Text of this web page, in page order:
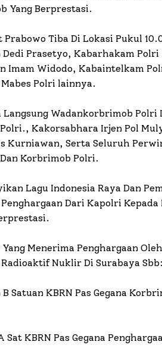
Yang Berprestasi.
Tiba Di Lokasi Pukul
Prasetyo, Kabarhakam Polri
Imam Widodo, Kabaintelkam
Polri lainnya.
Wadankorbrimob Polri
Kakorsabhara Irjen Pol
Kurniawan, Serta Seluruh
Korbrimob Polri.
Lagu Indonesia Raya Dan
Dari Kapolri Kepada
Menerima Penghargaan
Radioaktif Nuklir Di Surabaya Sbb:
Satuan KBRN Pas Gegana
Sat KBRN Pas Gegana